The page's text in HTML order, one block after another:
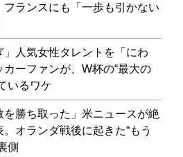
ランスにも「一歩も引かない
」人気女性タレントを「にわ
ーファンが、W杯の“最大の
いるワケ
を勝ち取った」米ニュースが絶
オランダ戦後に起きた“もう
側